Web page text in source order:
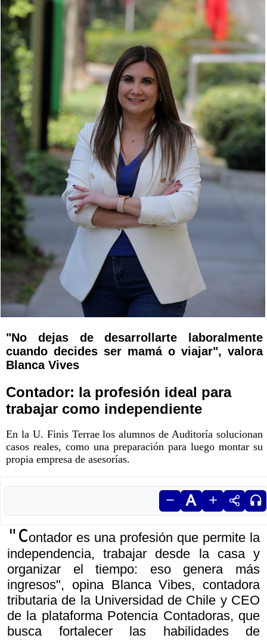
"No dejas de desarrollarte laboralmente
cuando decides ser mamá o viajar", valora
Blanca Vives
Contador: la profesión ideal para
trabajar como independiente
En la U. Finis Terrae los alumnos de Auditoría solucionan
casos reales, como una preparación para luego montar su
propia empresa de asesorías.
"Contador es una profesión que permite la
independencia, trabajar desde la casa y
organizar el tiempo: eso genera más
ingresos", opina Blanca Vibes, contadora
tributaria de la Universidad de Chile y CEO
de la plataforma Potencia Contadoras, que
busca fortalecer las habilidades de